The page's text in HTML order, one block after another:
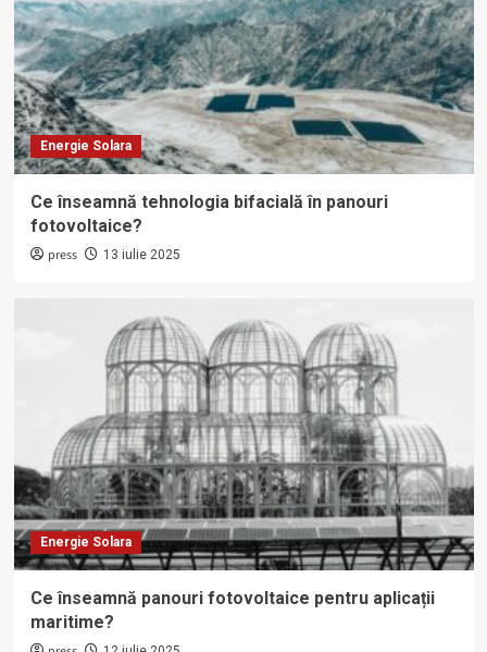
Energie Solara
Ce înseamnă tehnologia bifacială în panouri
fotovoltaice?
press 13 iulie 2025
Energie Solara
Ce înseamnă panouri fotovoltaice pentru aplicații
maritime?